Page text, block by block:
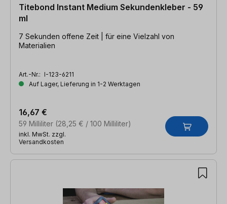
Titebond Instant Medium Sekundenkleber - 59
ml
7 Sekunden offene Zeit | für eine Vielzahl von
Materialien
Art.-Nr.: I-123-6211
Auf Lager, Lieferung in 1-2 Werktagen
59 Milliliter (28,25 € / 100 Milliliter)
16,67 €
inkl. MwSt. zzgl.
Versandkosten